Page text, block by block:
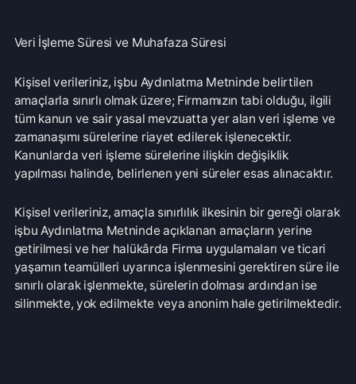
İlgili Kişinin Hakları ve Bu Haklarını Kullanması
İlgili kişi olarak, Kanunun ilgili kişinin haklarını düzenleyen
11. maddesi kapsamındaki taleplerinizi “Veri Sorumlusuna
Başvuru Usul ve Esasları Hakkında Tebliğe” göre “Serbest
Liman ve Bölge Posta Kutusu No: 1070 Gazimağusa / KKTC
posta adresine elektronik ortamdan iletmek suretiyle
sayılan haklarını kullanabilecektir. Bu konuda daha
kapsamlı düzenleme “Kişisel Veri Başvuru ve Yanıt
Prosedürü” ve “Kişisel Verilerin Korunması ve İşlenmesi
Politikası” nda yapılmıştır.